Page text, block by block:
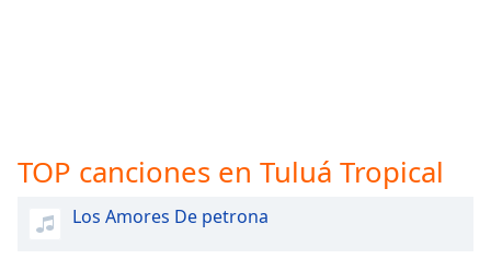
opens
settings
TOP canciones en Tuluá Tropical
Los Amores De petrona